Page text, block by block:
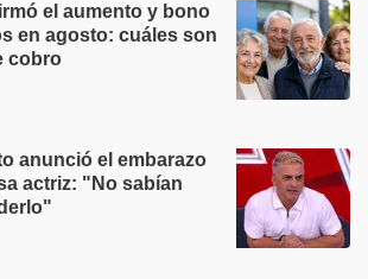
el aumento y bono
en agosto: cuáles son
cobro
anunció el embarazo
actriz: "No sabían